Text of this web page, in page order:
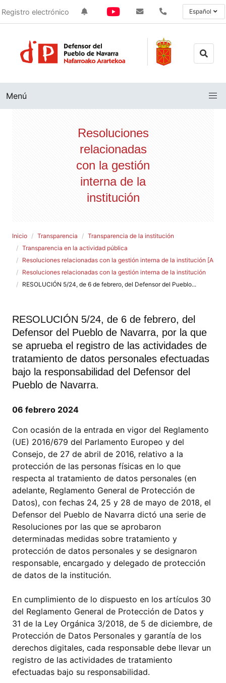
Registro electrónico Español
Menú
Resoluciones
relacionadas
con la gestión
interna de la
institución
Inicio Transparencia
Transparencia de la institución
Transparencia en la actividad pública
Resoluciones relacionadas con la gestión interna de la institución [Art.
Resoluciones relacionadas con la gestión interna de la institución
RESOLUCIÓN 5/24, de 6 de febrero, del Defensor del Pueblo...
RESOLUCIÓN 5/24, de 6 de febrero, del
Defensor del Pueblo de Navarra, por la que
se aprueba el registro de las actividades de
tratamiento de datos personales efectuadas
bajo la responsabilidad del Defensor del
Pueblo de Navarra.
06 febrero 2024
Con ocasión de la entrada en vigor del Reglamento
(UE) 2016/679 del Parlamento Europeo y del
Consejo, de 27 de abril de 2016, relativo a la
protección de las personas físicas en lo que
respecta al tratamiento de datos personales (en
adelante, Reglamento General de Protección de
Datos), con fechas 24, 25 y 28 de mayo de 2018, el
Defensor del Pueblo de Navarra dictó una serie de
Resoluciones por las que se aprobaron
determinadas medidas sobre tratamiento y
protección de datos personales y se designaron
responsable, encargado y delegado de protección
de datos de la institución.
En cumplimiento de lo dispuesto en los artículos 30
del Reglamento General de Protección de Datos y
31 de la Ley Orgánica 3/2018, de 5 de diciembre, de
Protección de Datos Personales y garantía de los
derechos digitales, cada responsable debe llevar un
registro de las actividades de tratamiento
efectuadas bajo su responsabilidad.